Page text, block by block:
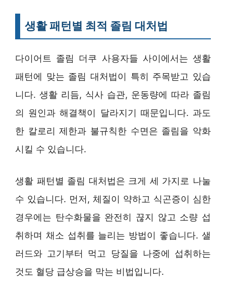
생활 패턴별 최적 졸림 대처법
다이어트 졸림 더쿠 사용자들 사이에서는 생활
패턴에 맞는 졸림 대처법이 특히 주목받고 있습
니다. 생활 리듬, 식사 습관, 운동량에 따라 졸림
의 원인과 해결책이 달라지기 때문입니다. 과도
한 칼로리 제한과 불규칙한 수면은 졸림을 악화
시킬 수 있습니다.
생활 패턴별 졸림 대처법은 크게 세 가지로 나눌
수 있습니다. 먼저, 체질이 약하고 식곤증이 심한
경우에는 탄수화물을 완전히 끊지 않고 소량 섭
취하며 채소 섭취를 늘리는 방법이 좋습니다. 샐
러드와 고기부터 먹고 당질을 나중에 섭취하는
것도 혈당 급상승을 막는 비법입니다.